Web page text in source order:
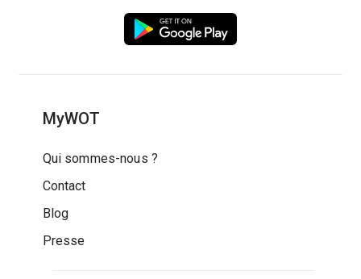
MyWOT
Qui sommes-nous ?
Contact
Blog
Presse